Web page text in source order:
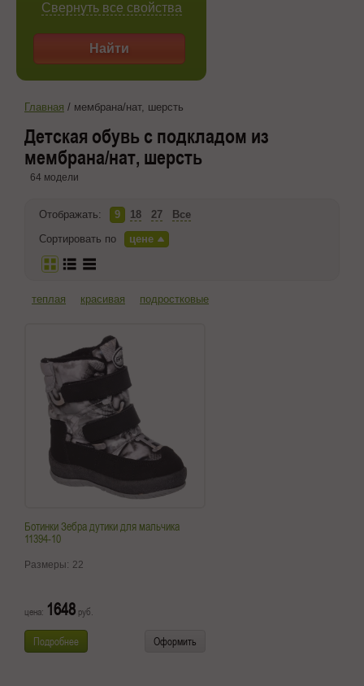
Свернуть все свойства
Найти
Главная / мембрана/нат, шерсть
Детская обувь с подкладом из
мембрана/нат, шерсть
64 модели
Отображать: 9 18 27
Все
Сортировать по
цене
теплая красивая подростковые
Ботинки Зебра дутики для мальчика
11394-10
Размеры: 22
цена: 1648 руб.
Подробнее Оформить